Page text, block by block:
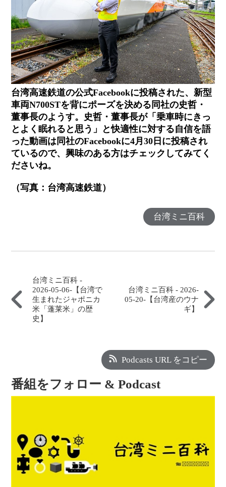
台湾高速鉄道の公式Facebookに投稿された、新型
車両N700STを背にポーズを決める同社の史哲・
董事長のようす。史哲・董事長が「乗車時にきっ
とよく眠れると思う」と快適性に対する自信を語
った動画は同社のFacebookに4月30日に投稿され
ているので、興味のある方はチェックしてみてく
ださいね。
（写真：台湾高速鉄道）
台湾ミニ百科
台湾ミニ百科 -
2026-05-06-【台湾で
生まれたジャポニカ
米「蓬莱米」の歴
史】
台湾ミニ百科 - 2026-
05-20-【台湾産のウナ
ギ】
Podcasts URL をコピー
番組をフォロー & Podcast